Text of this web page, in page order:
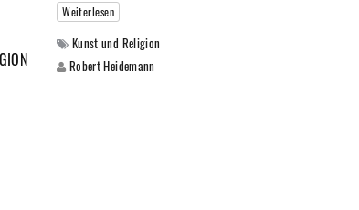
Weiterlesen
Kunst und Religion
Robert Heidemann